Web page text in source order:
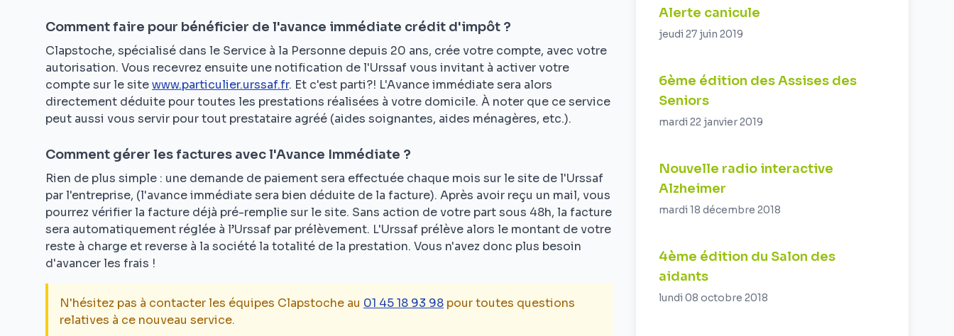
Comment faire pour bénéficier de l'avance immédiate crédit d'impôt ?
Clapstoche, spécialisé dans le Service à la Personne depuis 20 ans, crée votre compte, avec votre
autorisation. Vous recevrez ensuite une notification de l'Urssaf vous invitant à activer votre
compte sur le sitewww.particulier.urssaf.fr. Et c'est parti?! L'Avance immédiate sera alors
directement déduite pour toutes les prestations réalisées à votre domicile. À noter que ce service
peut aussi vous servir pour tout prestataire agréé (aides soignantes, aides ménagères, etc.).
Comment gérer les factures avec l'Avance Immédiate ?
Rien de plus simple : une demande de paiement sera effectuée chaque mois sur le site de l'Urssaf
par l'entreprise, (l'avance immédiate sera bien déduite de la facture). Après avoir reçu un mail, vous
pourrez vérifier la facture déjà pré-remplie sur le site. Sans action de votre part sous 48h, la facture
sera automatiquement réglée à l’Urssaf par prélèvement. L'Urssaf prélève alors le montant de votre
reste à charge et reverse à la société la totalité de la prestation. Vous n'avez donc plus besoin
d'avancer les frais !
N'hésitez pas à contacter les équipes Clapstoche au 01 45 18 93 98 pour toutes questions
relatives à ce nouveau service.
Alerte canicule
jeudi 27 juin 2019
6ème édition des Assises des
Seniors
mardi 22 janvier 2019
Nouvelle radio interactive
Alzheimer
mardi 18 décembre 2018
4ème édition du Salon des
aidants
lundi 08 octobre 2018